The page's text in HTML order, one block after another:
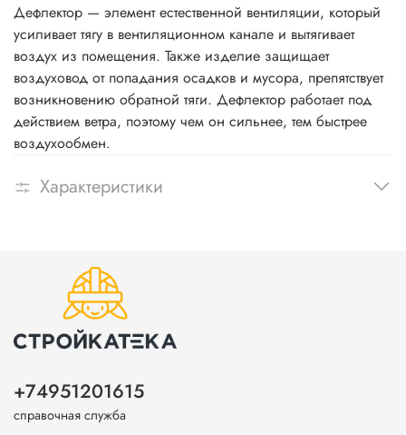
Дефлектор — элемент естественной вентиляции, который
усиливает тягу в вентиляционном канале и вытягивает
воздух из помещения. Также изделие защищает
воздуховод от попадания осадков и мусора, препятствует
возникновению обратной тяги. Дефлектор работает под
действием ветра, поэтому чем он сильнее, тем быстрее
воздухообмен.
Характеристики
+74951201615
справочная служба